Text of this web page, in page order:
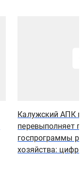
Калужский АПК
перевыполняет
госпрограммы
хозяйства: